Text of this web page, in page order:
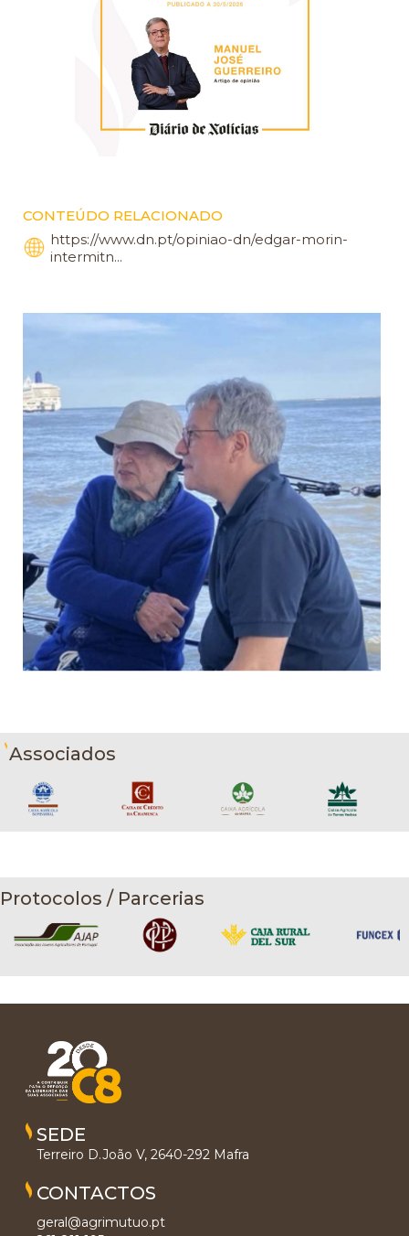
CONTEÚDO RELACIONADO
https://www.dn.pt/opiniao-dn/edgar-morin-
intermitn...
Associados
Protocolos / Parcerias
SEDE
Terreiro D.João V, 2640-292 Mafra
CONTACTOS
geral@agrimutuo.pt